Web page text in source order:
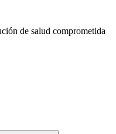
de salud comprometida